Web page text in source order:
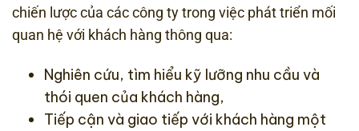
chiến lược của các công ty trong việc phát triển mối
quan hệ với khách hàng thông qua:
Nghiên cứu, tìm hiểu kỹ lưỡng nhu cầu và
thói quen của khách hàng,
Tiếp cận và giao tiếp với khách hàng một